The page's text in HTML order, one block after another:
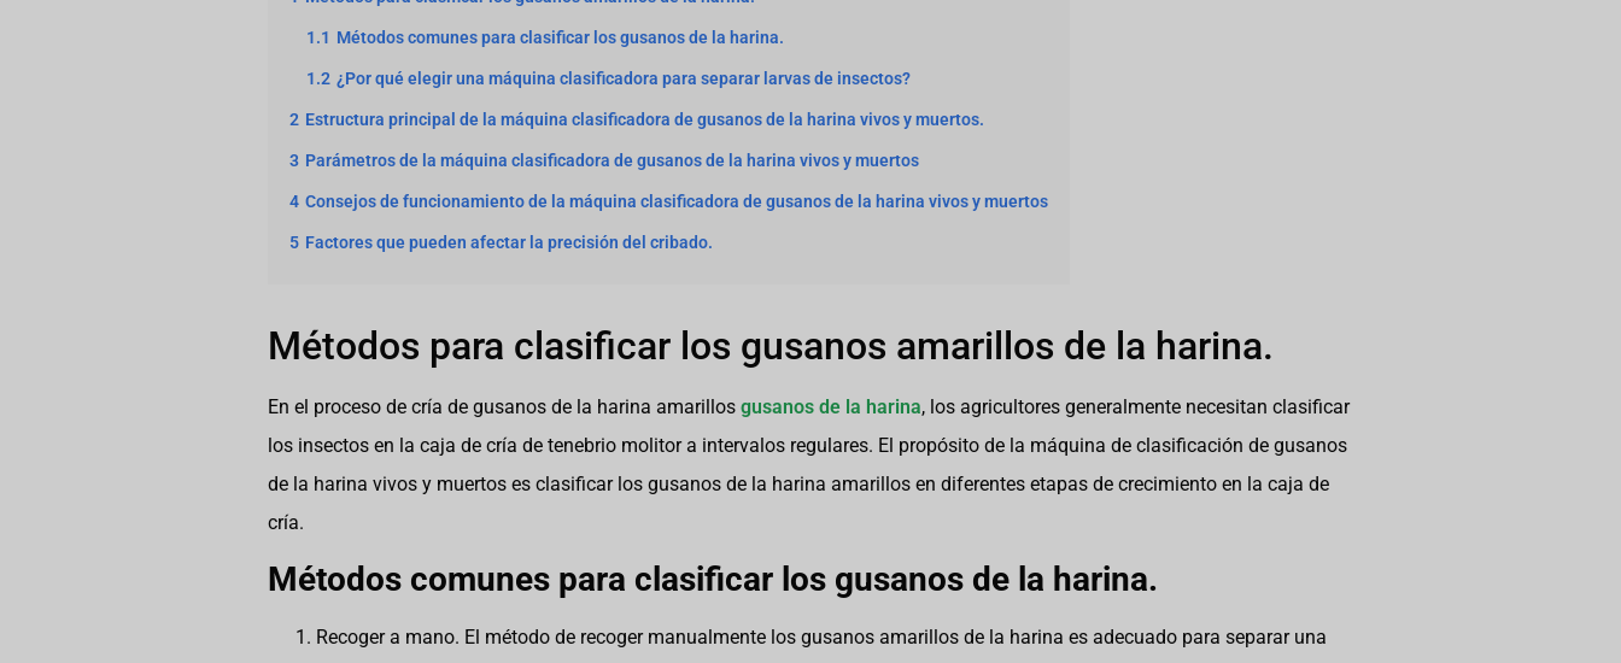
1.1 Métodos comunes para clasificar los gusanos de la harina.
1.2 ¿Por qué elegir una máquina clasificadora para separar larvas de insectos?
2 Estructura principal de la máquina clasificadora de gusanos de la harina vivos y muertos.
3 Parámetros de la máquina clasificadora de gusanos de la harina vivos y muertos
4 Consejos de funcionamiento de la máquina clasificadora de gusanos de la harina vivos y muertos
5 Factores que pueden afectar la precisión del cribado.
Métodos para clasificar los gusanos amarillos de la harina.
En el proceso de cría de gusanos de la harina amarillos gusanos de la harina, los agricultores generalmente necesitan clasificar
los insectos en la caja de cría de tenebrio molitor a intervalos regulares. El propósito de la máquina de clasificación de gusanos
de la harina vivos y muertos es clasificar los gusanos de la harina amarillos en diferentes etapas de crecimiento en la caja de
cría.
Métodos comunes para clasificar los gusanos de la harina.
Recoger a mano. El método de recoger manualmente los gusanos amarillos de la harina es adecuado para separar una